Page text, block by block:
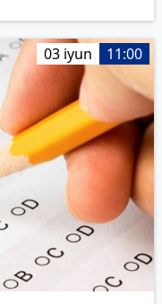
03 iyun 11:00